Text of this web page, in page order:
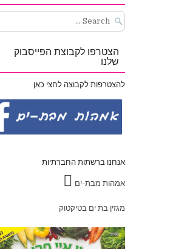
Search
for:
הצטרפו לקבוצת הפייסבוק
שלנו
להצטרפות לקבוצה לחצי כאן
אנחנו ברשתות החברתיות
אמהות מבת-ים
מגזין בת ים בטיקטוק